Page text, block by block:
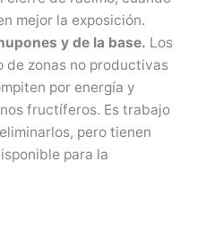
mejor la exposición.
y de la base. Los
de zonas no productivas
por energía y
fructíferos. Es trabajo
pero tienen
para la